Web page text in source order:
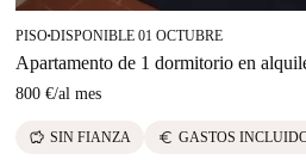
PISO■DISPONIBLE 01 OCTUBRE
Apartamento de 1 dormitorio en
800 €/al mes
savings SIN FIANZA euro GASTOS